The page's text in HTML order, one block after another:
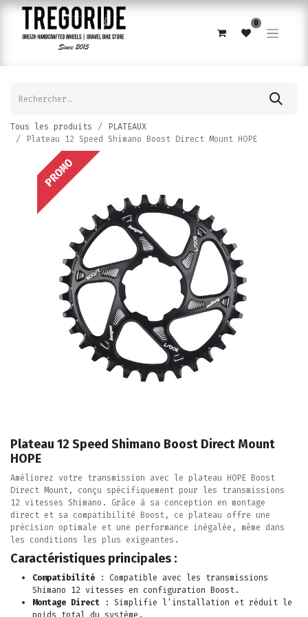
0
Tous les produits
PLATEAUX
Plateau 12 Speed Shimano Boost Direct Mount HOPE
PROMO
Plateau 12 Speed Shimano Boost Direct Mount
HOPE
Améliorez votre transmission avec le plateau HOPE Boost
Direct Mount, conçu spécifiquement pour les transmissions
12 vitesses Shimano. Grâce à sa conception en montage
direct et sa compatibilité Boost, ce plateau offre une
précision optimale et une performance inégalée, même dans
les conditions les plus exigeantes.
Caractéristiques principales :
Compatibilité : Compatible avec les transmissions
Shimano 12 vitesses en configuration Boost.
Montage Direct : Simplifie l'installation et réduit le